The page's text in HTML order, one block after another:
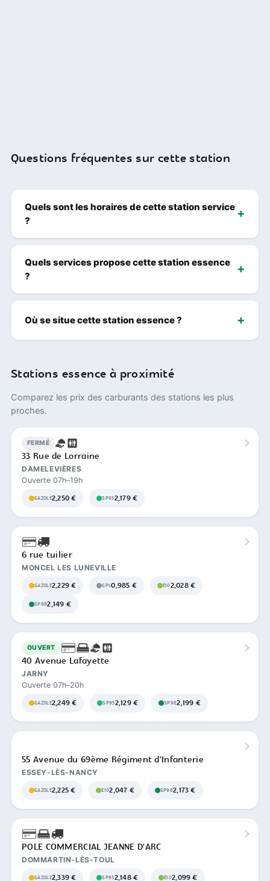
Questions fréquentes sur cette station
Quels sont les horaires de cette station service
?
Quels services propose cette station essence
?
Où se situe cette station essence ?
Stations essence à proximité
Comparez les prix des carburants des stations les plus
proches.
FERMÉ
33 Rue de Lorraine
DAMELEVIÈRES
Ouverte 07h–19h
GAZOLE2,250 € SP952,179 €
6 rue tuilier
MONCEL LES LUNEVILLE
GAZOLE2,229 € GPL0,985 € E102,028 €
SP982,149 €
OUVERT
40 Avenue Lafayette
JARNY
Ouverte 07h–20h
GAZOLE2,249 € SP952,129 € SP982,199 €
55 Avenue du 69ème Régiment d'Infanterie
ESSEY-LÈS-NANCY
GAZOLE2,225 € E102,047 € SP982,173 €
POLE COMMERCIAL JEANNE D'ARC
DOMMARTIN-LÈS-TOUL
GAZOLE2,339 € SP952,148 € E102,099 €